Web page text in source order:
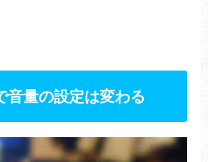
音量の設定は変わる